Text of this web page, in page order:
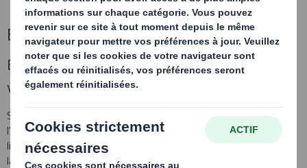
Emballage pour bord de ligne de montage
Emballages sur mesure pour approvisionner
vos pièces en bord de ligne de montage
Système d’emballage réutilisable qui répond à la protection et
l’optimisation pendant le transport des exigences lean pour des
lignes de montage. Une façon d’optimiser sa boucle logistique dès
la fabrication de la pièce et jusqu’à son montage.